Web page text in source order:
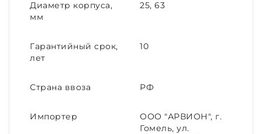
Диаметр корпуса,
мм
25, 63
Гарантийный срок,
лет
10
Страна ввоза РФ
Импортер
ООО "АРВИОН", г.
Гомель, ул.